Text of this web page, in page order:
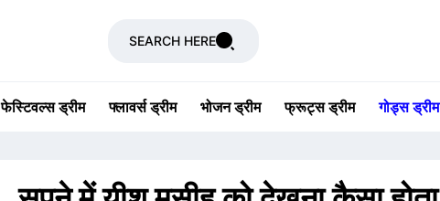
SEARCH HERE
फेस्टिवल्स ड्रीम फ्लावर्स ड्रीम भोजन ड्रीम फ्रूट्स ड्रीम गोड्स ड्रीम